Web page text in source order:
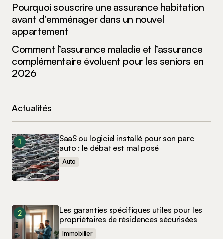
Pourquoi souscrire une assurance habitation
avant d’emménager dans un nouvel
appartement
Comment l’assurance maladie et l’assurance
complémentaire évoluent pour les seniors en
2026
Actualités
SaaS ou logiciel installé pour son parc
auto : le débat est mal posé
Auto
Les garanties spécifiques utiles pour les
propriétaires de résidences sécurisées
Immobilier